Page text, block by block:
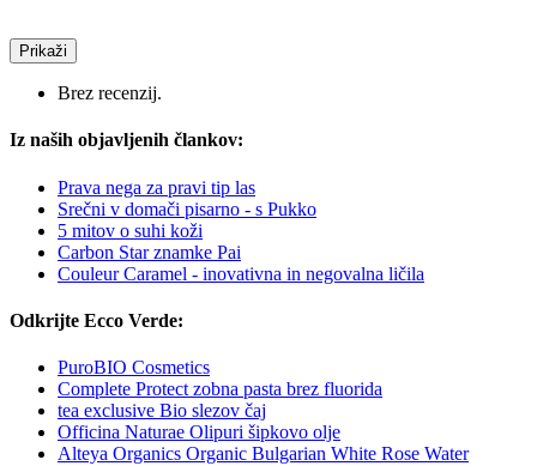
Prikaži
Brez recenzij.
Iz naših objavljenih člankov:
Prava nega za pravi tip las
Srečni v domači pisarno - s Pukko
5 mitov o suhi koži
Carbon Star znamke Pai
Couleur Caramel - inovativna in negovalna ličila
Odkrijte Ecco Verde:
PuroBIO Cosmetics
Complete Protect zobna pasta brez fluorida
tea exclusive Bio slezov čaj
Officina Naturae Olipuri šipkovo olje
Alteya Organics Organic Bulgarian White Rose Water